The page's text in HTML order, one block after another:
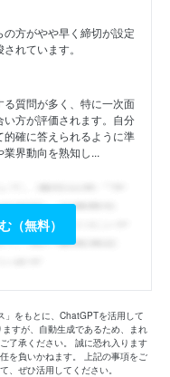
方がやや早く締切が設定
れています。
質問が多く、特に一次面
方が評価されます。自分
確に答えられるように準
界動向を熟知し...
（無料）
」をもとに、ChatGPTを活用して
すが、自動生成であるため、まれ
了承ください。 誠に恐れ入ります
を負いかねます。 上記の事項をご
、ぜひ活用してください。